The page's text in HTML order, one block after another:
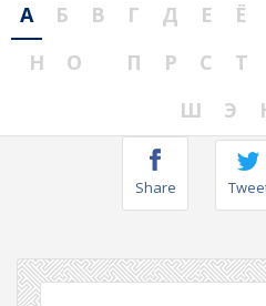
А Б В Г Д Е Ё
Н
О П Р С Т
Ш
Э
Share